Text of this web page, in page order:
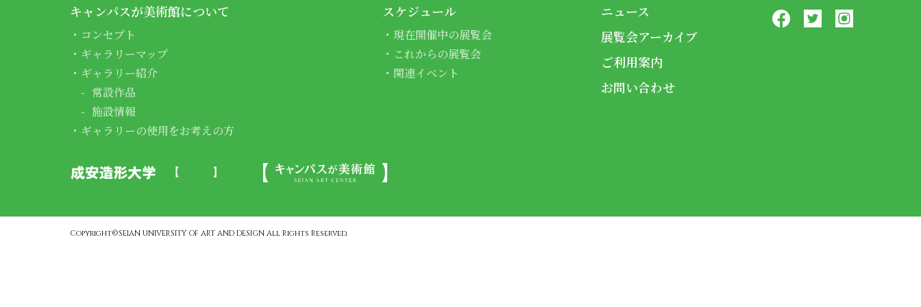
キャンパスが美術館について
コンセプト
ギャラリーマップ
ギャラリー紹介
常設作品
施設情報
ギャラリーの使用をお考えの方
スケジュール
現在開催中の展覧会
これからの展覧会
関連イベント
ニュース
展覧会アーカイブ
ご利用案内
お問い合わせ
Copyright©SEIAN UNIVERSITY OF ART AND DESIGN All Rights Reserved.